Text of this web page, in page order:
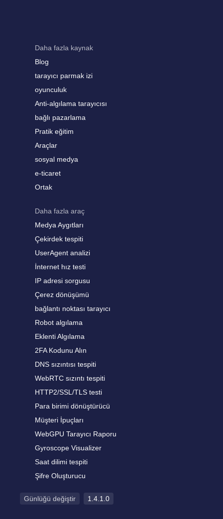
Daha fazla kaynak
Blog
tarayıcı parmak izi
oyunculuk
Anti-algılama tarayıcısı
bağlı pazarlama
Pratik eğitim
Araçlar
sosyal medya
e-ticaret
Ortak
Daha fazla araç
Medya Aygıtları
Çekirdek tespiti
UserAgent analizi
İnternet hız testi
IP adresi sorgusu
Çerez dönüşümü
bağlantı noktası tarayıcı
Robot algılama
Eklenti Algılama
2FA Kodunu Alın
DNS sızıntısı tespiti
WebRTC sızıntı tespiti
HTTP2/SSL/TLS testi
Para birimi dönüştürücü
Müşteri İpuçları
WebGPU Tarayıcı Raporu
Gyroscope Visualizer
Saat dilimi tespiti
Şifre Oluşturucu
Günlüğü değiştir 1.4.1.0